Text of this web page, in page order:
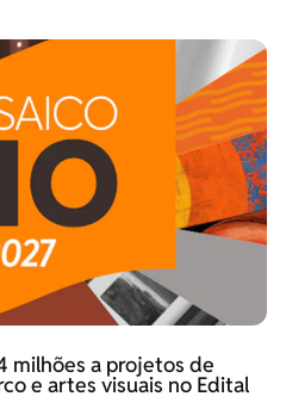
milhões a projetos de
e artes visuais no Edital